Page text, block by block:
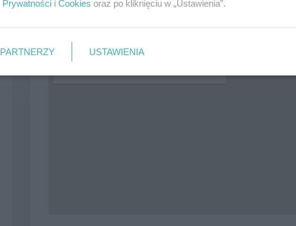
PRZYBLIŻONA LOKALIZACJA NA MAPIE
Prywatności i Cookies oraz po kliknięciu w „Ustawienia”.
PARTNERZY USTAWIENIA